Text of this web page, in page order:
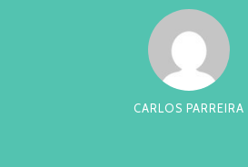
CARLOS PARREIRA